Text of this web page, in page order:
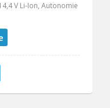
V Li-Ion, Autonomie